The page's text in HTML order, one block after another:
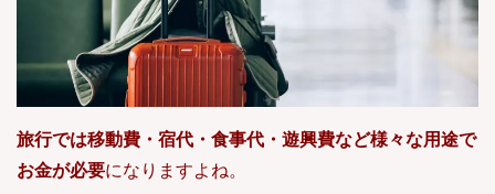
旅行では移動費・宿代・食事代・遊興費など様々な用途で
お金が必要になりますよね。